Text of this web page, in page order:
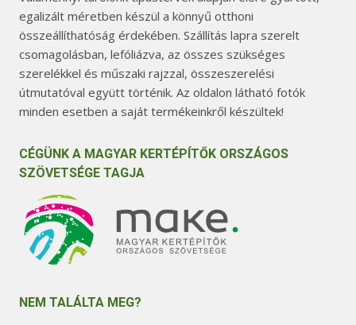
egalizált méretben készül a könnyű otthoni
összeállíthatóság érdekében. Szállítás lapra szerelt
csomagolásban, lefóliázva, az összes szükséges
szerelékkel és műszaki rajzzal, összeszerelési
útmutatóval együtt történik. Az oldalon látható fotók
minden esetben a saját termékeinkről készültek!
CÉGÜNK A MAGYAR KERTÉPÍTŐK ORSZÁGOS
SZÖVETSÉGE TAGJA
NEM TALÁLTA MEG?